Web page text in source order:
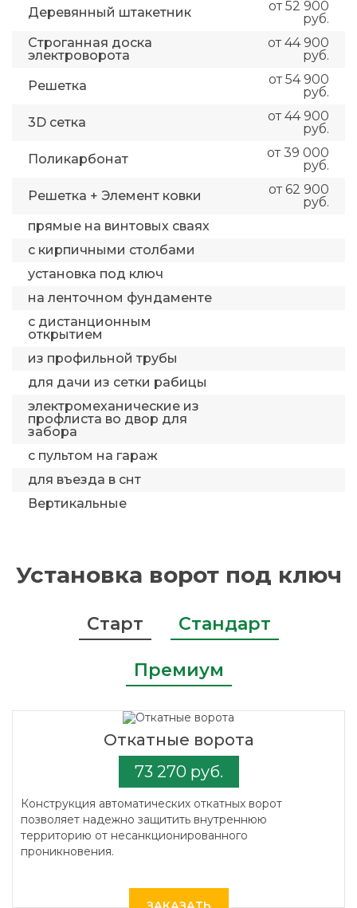
Деревянный штакетник
от 52 900
руб.
Строганная доска
электроворота
от 44 900
руб.
Решетка
от 54 900
руб.
3D сетка
от 44 900
руб.
Поликарбонат
от 39 000
руб.
Решетка + Элемент ковки
от 62 900
руб.
прямые на винтовых сваях
с кирпичными столбами
установка под ключ
на ленточном фундаменте
с дистанционным
открытием
из профильной трубы
для дачи из сетки рабицы
электромеханические из
профлиста во двор для
забора
с пультом на гараж
для въезда в снт
Вертикальные
Установка ворот под ключ
Старт Стандарт
Премиум
Откатные ворота
73 270 руб.
Конструкция автоматических откатных ворот
позволяет надежно защитить внутреннюю
территорию от несанкционированного
проникновения.